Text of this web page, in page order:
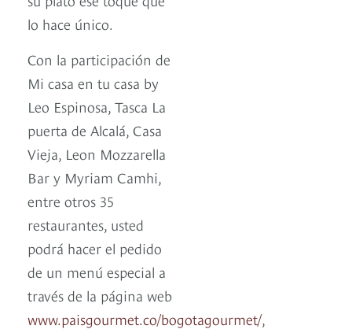
lo hace único.
Con la participación de
Mi casa en tu casa by
Leo Espinosa, Tasca La
puerta de Alcalá, Casa
Vieja, Leon Mozzarella
Bar y Myriam Camhi,
entre otros 35
restaurantes, usted
podrá hacer el pedido
de un menú especial a
través de la página web
www.paisgourmet.co/bogotagourmet/,